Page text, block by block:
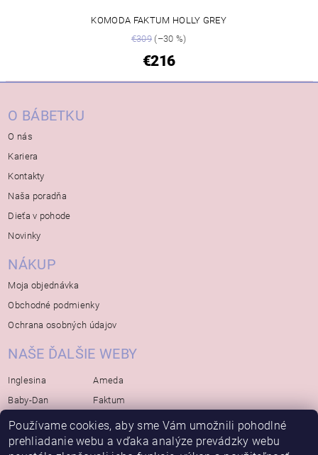
KOMODA FAKTUM HOLLY GREY
€309 (–30 %)
€216
O BÁBETKU
O nás
Kariera
Kontakty
Naša poradňa
Dieťa v pohode
Novinky
NÁKUP
Moja objednávka
Obchodné podmienky
Ochrana osobných údajov
NAŠE ĎALŠIE WEBY
Inglesina
Baby-Dan
Rialto
Bébé-Jou
Ameda
Faktum
Koelstra
Bambino-Mio
Používame cookies, aby sme Vám umožnili pohodlné
prehliadanie webu a vďaka analýze prevádzky webu